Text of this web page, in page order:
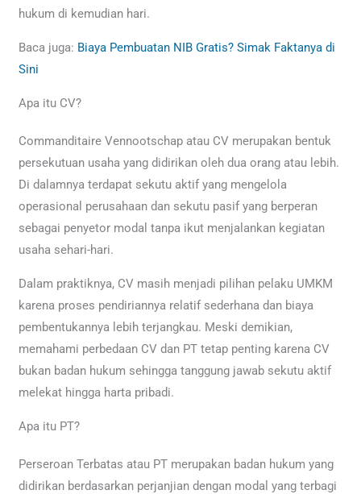
hukum di kemudian hari.
Baca juga: Biaya Pembuatan NIB Gratis? Simak Faktanya di
Sini
Apa itu CV?
Commanditaire Vennootschap atau CV merupakan bentuk
persekutuan usaha yang didirikan oleh dua orang atau lebih.
Di dalamnya terdapat sekutu aktif yang mengelola
operasional perusahaan dan sekutu pasif yang berperan
sebagai penyetor modal tanpa ikut menjalankan kegiatan
usaha sehari-hari.
Dalam praktiknya, CV masih menjadi pilihan pelaku UMKM
karena proses pendiriannya relatif sederhana dan biaya
pembentukannya lebih terjangkau. Meski demikian,
memahami perbedaan CV dan PT tetap penting karena CV
bukan badan hukum sehingga tanggung jawab sekutu aktif
melekat hingga harta pribadi.
Apa itu PT?
Perseroan Terbatas atau PT merupakan badan hukum yang
didirikan berdasarkan perjanjian dengan modal yang terbagi